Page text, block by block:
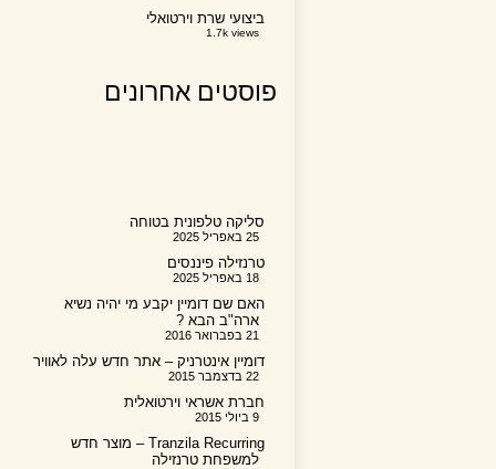
ביצועי שרת וירטואלי
1.7k views
פוסטים אחרונים
סליקה טלפונית בטוחה
טרנזילה פיננסים
האם שם דומיין יקבע מי יהיה נשיא
ארה"ב הבא ?
דומיין אינטרניק – אתר חדש עלה לאוויר
חברת אשראי וירטואלית
Tranzila Recurring – מוצר חדש
למשפחת טרנזילה